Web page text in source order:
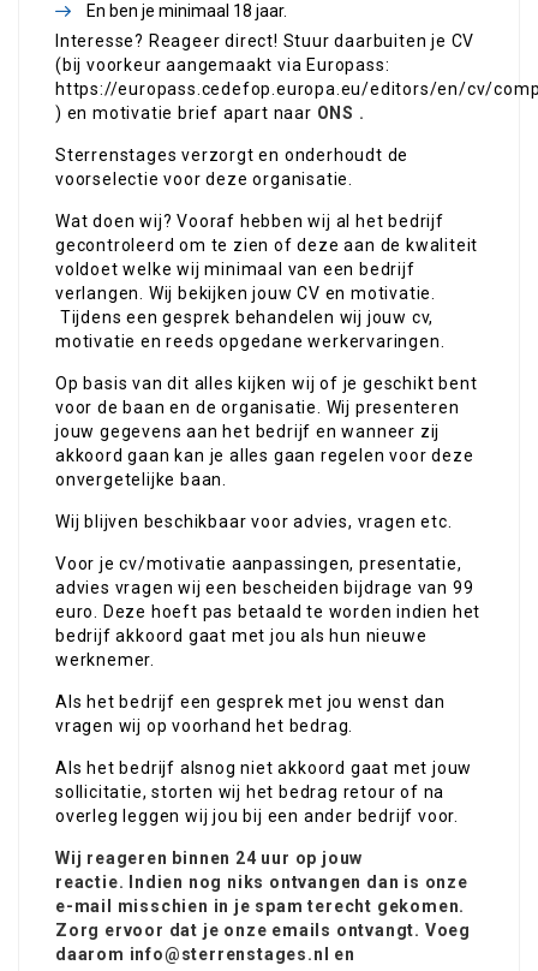
En ben je minimaal 18 jaar.
Interesse? Reageer direct! Stuur daarbuiten je CV
(bij voorkeur aangemaakt via Europass:
https://europass.cedefop.europa.eu/editors/en/cv/
) en motivatie brief apart naar ONS .
Sterrenstages verzorgt en onderhoudt de
voorselectie voor deze organisatie.
Wat doen wij? Vooraf hebben wij al het bedrijf
gecontroleerd om te zien of deze aan de kwaliteit
voldoet welke wij minimaal van een bedrijf
verlangen. Wij bekijken jouw CV en motivatie.
Tijdens een gesprek behandelen wij jouw cv,
motivatie en reeds opgedane werkervaringen.
Op basis van dit alles kijken wij of je geschikt bent
voor de baan en de organisatie. Wij presenteren
jouw gegevens aan het bedrijf en wanneer zij
akkoord gaan kan je alles gaan regelen voor deze
onvergetelijke baan.
Wij blijven beschikbaar voor advies, vragen etc.
Voor je cv/motivatie aanpassingen, presentatie,
advies vragen wij een bescheiden bijdrage van 99
euro. Deze hoeft pas betaald te worden indien het
bedrijf akkoord gaat met jou als hun nieuwe
werknemer.
Als het bedrijf een gesprek met jou wenst dan
vragen wij op voorhand het bedrag.
Als het bedrijf alsnog niet akkoord gaat met jouw
sollicitatie, storten wij het bedrag retour of na
overleg leggen wij jou bij een ander bedrijf voor.
Wij reageren binnen 24 uur op jouw
reactie. Indien nog niks ontvangen dan is onze
e-mail misschien in je spam terecht gekomen.
Zorg ervoor dat je onze emails ontvangt. Voeg
daarom info@sterrenstages.nl en